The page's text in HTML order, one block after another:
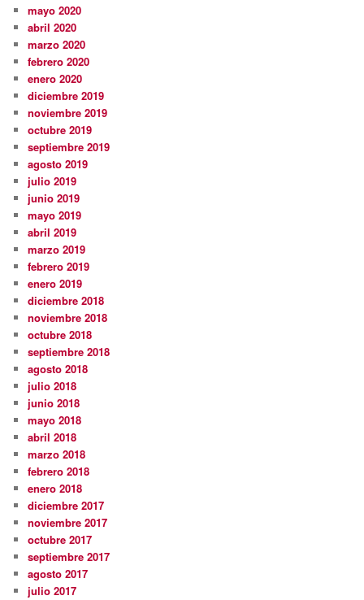
mayo 2020
abril 2020
marzo 2020
febrero 2020
enero 2020
diciembre 2019
noviembre 2019
octubre 2019
septiembre 2019
agosto 2019
julio 2019
junio 2019
mayo 2019
abril 2019
marzo 2019
febrero 2019
enero 2019
diciembre 2018
noviembre 2018
octubre 2018
septiembre 2018
agosto 2018
julio 2018
junio 2018
mayo 2018
abril 2018
marzo 2018
febrero 2018
enero 2018
diciembre 2017
noviembre 2017
octubre 2017
septiembre 2017
agosto 2017
julio 2017